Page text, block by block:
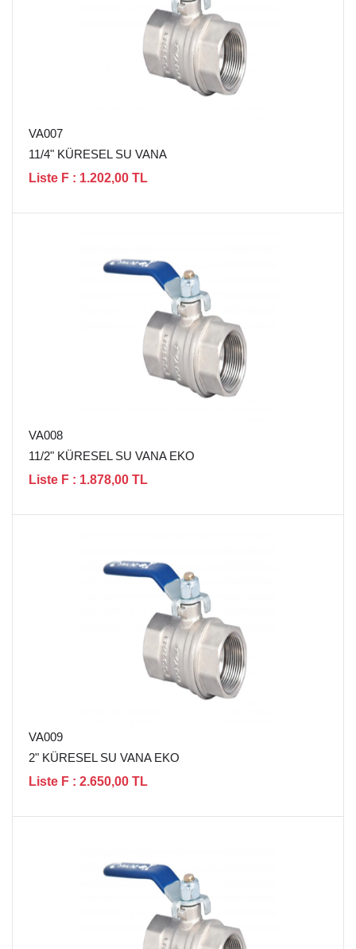
VA007
11/4" KÜRESEL SU VANA
Liste F : 1.202,00 TL
VA008
11/2" KÜRESEL SU VANA EKO
Liste F : 1.878,00 TL
VA009
2" KÜRESEL SU VANA EKO
Liste F : 2.650,00 TL